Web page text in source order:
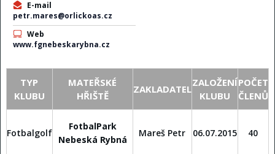
E-mail
petr.mares@orlickoas.cz
Web
www.fgnebeskarybna.cz
TYP
KLUBU
MATEŘSKÉ
HŘIŠTĚ
ZAKLADATEL
ZALOŽENÍ
KLUBU
POČET
ČLENŮ
Fotbalgolf
FotbalPark
Nebeská Rybná
Mareš Petr 06.07.2015 40